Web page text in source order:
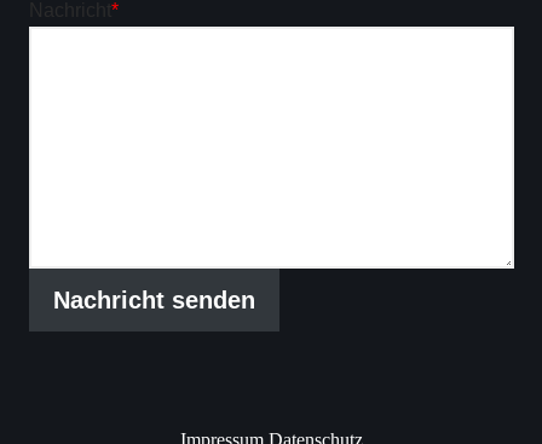
*
Nachricht senden
Impressum Datenschutz